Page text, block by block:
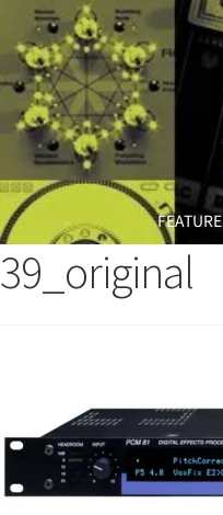
FEATURE
39_original